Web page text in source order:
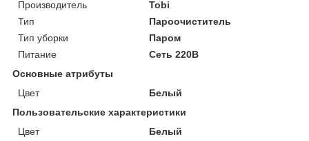
Производитель
Tobi
Тип
Пароочиститель
Тип уборки
Паром
Питание
Сеть 220В
Основные атрибуты
Цвет
Белый
Пользовательские характеристики
Цвет
Белый